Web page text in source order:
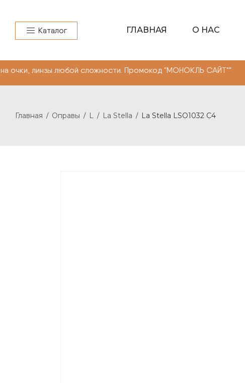
Каталог ГЛАВНАЯ О НАС
сложности. Промокод "МОНОКЛЬ САЙТ"" -
Главная / Оправы / L / La Stella / La Stella LSO1032 C4